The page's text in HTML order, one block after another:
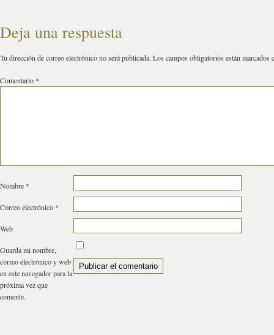
Deja una respuesta
Tu dirección de correo electrónico no será publicada. Los campos obligatorios están marcados
Comentario *
Nombre *
Correo electrónico *
Web
Guarda mi nombre,
correo electrónico y web
en este navegador para la
próxima vez que
comente.